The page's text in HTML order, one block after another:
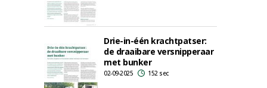
Drie-in-één krachtpatser:
de draaibare versnipperaar
met bunker
02-09-2025 152 sec